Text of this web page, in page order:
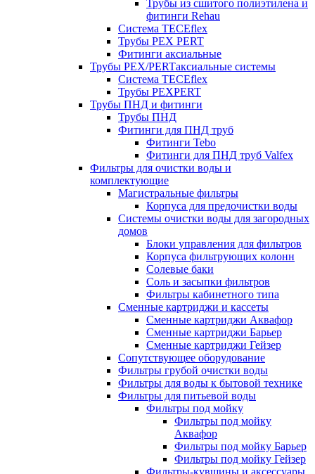
Трубы из сшитого полиэтилена и
фитинги Rehau
Система TECEflex
Трубы PEX PERT
Фитинги аксиальные
Трубы PEX/PERTаксиальные системы
Система TECEflex
Трубы PEXPERT
Трубы ПНД и фитинги
Трубы ПНД
Фитинги для ПНД труб
Фитинги Tebo
Фитинги для ПНД труб Valfex
Фильтры для очистки воды и
комплектующие
Магистральные фильтры
Корпуса для предочистки воды
Системы очистки воды для загородных
домов
Блоки управления для фильтров
Корпуса фильтрующих колонн
Солевые баки
Соль и засыпки фильтров
Фильтры кабинетного типа
Сменные картриджи и кассеты
Сменные картриджи Аквафор
Сменные картриджи Барьер
Сменные картриджи Гейзер
Сопутствующее оборудование
Фильтры грубой очистки воды
Фильтры для воды к бытовой технике
Фильтры для питьевой воды
Фильтры под мойку
Фильтры под мойку
Аквафор
Фильтры под мойку Барьер
Фильтры под мойку Гейзер